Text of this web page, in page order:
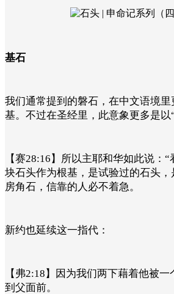
基石
我们通常提到的磐石，在中文语境
基。不过在圣经里，此意象更多是以
【赛28:16】所以主耶和华如此说：
块石头作为根基，是试验过的石头
房角石，信靠的人必不着急。
新约也延续这一指代：
【弗2:18】因为我们两下藉着他被
到父面前。